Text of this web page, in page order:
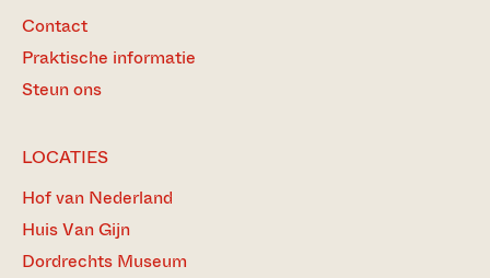
Contact
Praktische informatie
Steun ons
LOCATIES
Hof van Nederland
Huis Van Gijn
Dordrechts Museum